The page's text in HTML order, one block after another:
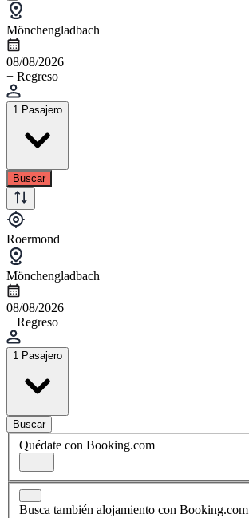
Mönchengladbach
08/08/2026
+ Regreso
1 Pasajero
Buscar
Roermond
Mönchengladbach
08/08/2026
+ Regreso
1 Pasajero
Buscar
Quédate con Booking.com
Busca también alojamiento con Booking.com